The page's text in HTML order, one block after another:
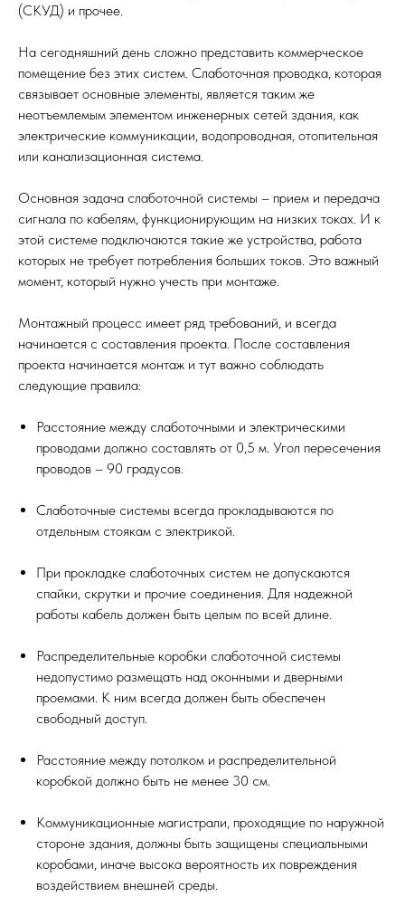
(СКУД) и прочее.
На сегодняшний день сложно представить коммерческое
помещение без этих систем. Слаботочная проводка, которая
связывает основные элементы, является таким же
неотъемлемым элементом инженерных сетей здания, как
электрические коммуникации, водопроводная, отопительная
или канализационная система.
Основная задача слаботочной системы – прием и передача
сигнала по кабелям, функционирующим на низких токах. И к
этой системе подключаются такие же устройства, работа
которых не требует потребления больших токов. Это важный
момент, который нужно учесть при монтаже.
Монтажный процесс имеет ряд требований, и всегда
начинается с составления проекта. После составления
проекта начинается монтаж и тут важно соблюдать
следующие правила:
Расстояние между слаботочными и электрическими
проводами должно составлять от 0,5 м. Угол пересечения
проводов – 90 градусов.
Слаботочные системы всегда прокладываются по
отдельным стоякам с электрикой.
При прокладке слаботочных систем не допускаются
спайки, скрутки и прочие соединения. Для надежной
работы кабель должен быть целым по всей длине.
Распределительные коробки слаботочной системы
недопустимо размещать над оконными и дверными
проемами. К ним всегда должен быть обеспечен
свободный доступ.
Расстояние между потолком и распределительной
коробкой должно быть не менее 30 см.
Коммуникационные магистрали, проходящие по наружной
стороне здания, должны быть защищены специальными
коробами, иначе высока вероятность их повреждения
воздействием внешней среды.